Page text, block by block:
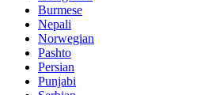
Burmese
Nepali
Norwegian
Pashto
Persian
Punjabi